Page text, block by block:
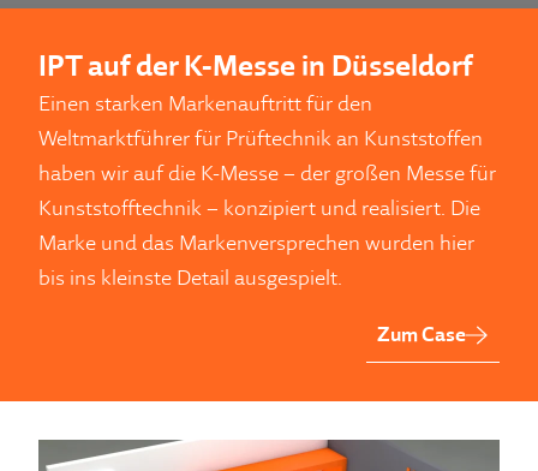
IPT auf der K-Messe in Düsseldorf
Einen starken Markenauftritt für den
Weltmarktführer für Prüftechnik an Kunststoffen
haben wir auf die K-Messe – der großen Messe für
Kunststofftechnik – konzipiert und realisiert. Die
Marke und das Markenversprechen wurden hier
bis ins kleinste Detail ausgespielt.
Zum Case